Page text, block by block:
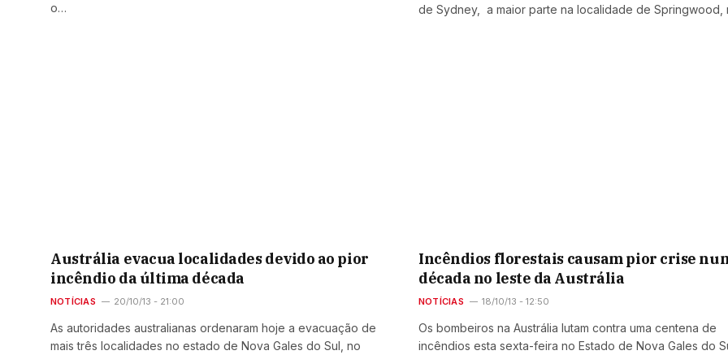
o…
de Sydney, a maior parte na localidade de Springwood,
Austrália evacua localidades devido ao pior
incêndio da última década
NOTÍCIAS 20/10/13 - 21:00
As autoridades australianas ordenaram hoje a evacuação de
mais três localidades no estado de Nova Gales do Sul, no
Incêndios florestais causam pior crise
década no leste da Austrália
NOTÍCIAS 18/10/13 - 12:50
Os bombeiros na Austrália lutam contra uma centena de
incêndios esta sexta-feira no Estado de Nova Gales do